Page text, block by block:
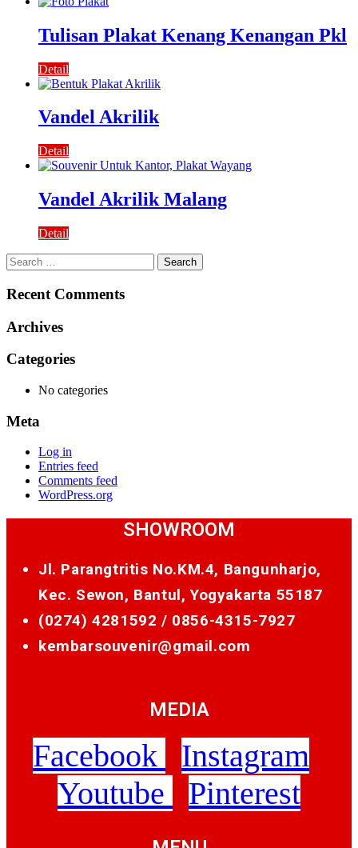
Tulisan Plakat Kenang Kenangan Pkl
Detail
Vandel Akrilik
Detail
Vandel Akrilik Malang
Detail
Search
for:
Recent Comments
Archives
Categories
No categories
Meta
Log in
Entries feed
Comments feed
WordPress.org
SHOWROOM
Jl. Parangtritis No.KM.4, Bangunharjo,
Kec. Sewon, Bantul, Yogyakarta 55187
(0274) 4281592 / 0856-4315-7927
kembarsouvenir@gmail.com
MEDIA
Facebook
Instagram
Youtube
Pinterest